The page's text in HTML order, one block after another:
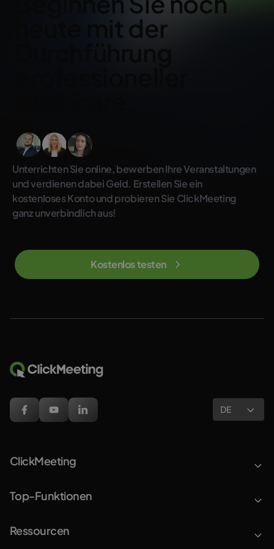
heute mit der
Durchführung
Unterrichten Sie online, bewerben Ihre Veranstaltungen
und verdienen dabei Geld. Erstellen Sie ein
kostenloses Konto und probieren Sie ClickMeeting
ganz unverbindlich aus!
Kostenlos testen
DE
ClickMeeting
Top-Funktionen
Ressourcen